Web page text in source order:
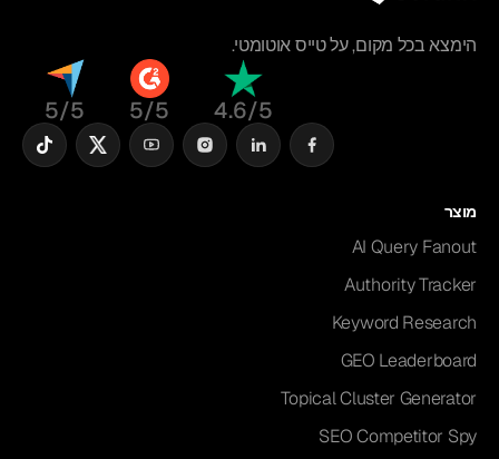
הימצא בכל מקום, על טייס אוטומטי.
4.6/5
5/5
5/5
מוצר
AI Query Fanout
Authority Tracker
Keyword Research
GEO Leaderboard
Topical Cluster Generator
SEO Competitor Spy